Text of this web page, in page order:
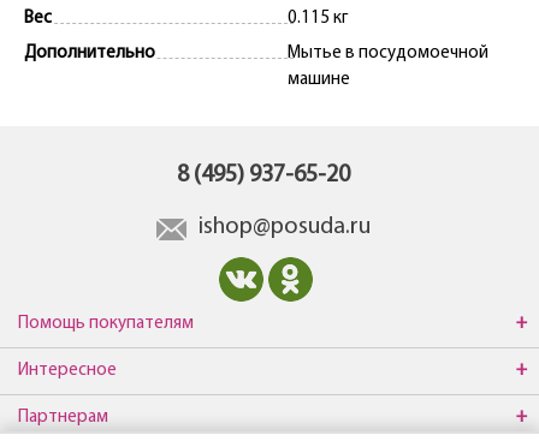
Вес
0.115 кг
Дополнительно
Мытье в посудомоечной
машине
8 (495) 937-65-20
ishop@posuda.ru
Помощь покупателям
Интересное
Партнерам